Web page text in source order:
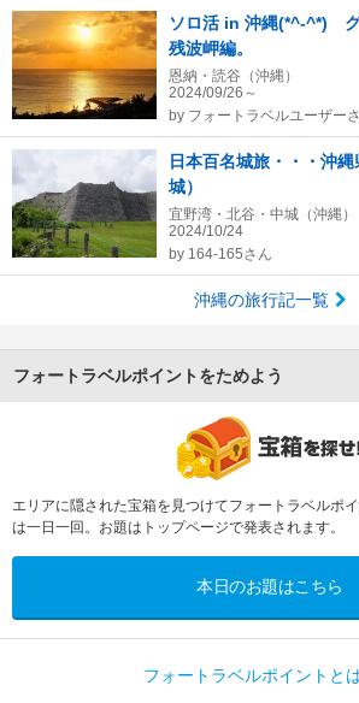
ソロ活 in 沖縄(*^-^*)
残波岬編。
恩納・読谷（沖縄）
2024/09/26～
by フォートラベルユーザー
日本百名城旅・・・沖
城）
宜野湾・北谷・中城（沖縄）
2024/10/24
by 164-165さん
沖縄の旅行記一覧
フォートラベルポイントをためよう
エリアに隠された宝箱を見つけてフォートラベルポ
は一日一回。お題はトップページで発表されます。
本日のお題はこちら
フォートラベルポイントと